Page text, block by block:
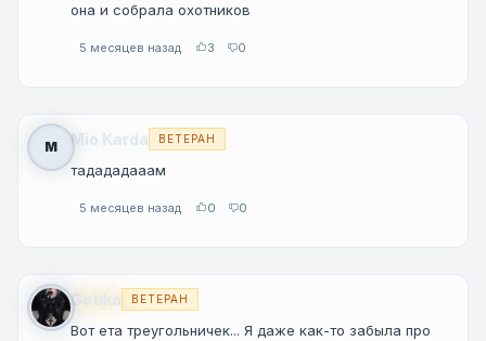
она и собрала охотников
5 месяцев назад 3 0
M Mio Karda ВЕТЕРАН
тадададааам
5 месяцев назад 0 0
Gotika ВЕТЕРАН
Вот ета треугольничек... Я даже как-то забыла про